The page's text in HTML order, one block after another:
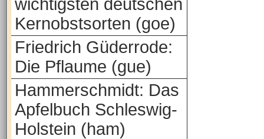
wichtigsten deutschen
Kernobstsorten (goe)
Friedrich Güderrode:
Die Pflaume (gue)
Hammerschmidt: Das
Apfelbuch Schleswig-
Holstein (ham)